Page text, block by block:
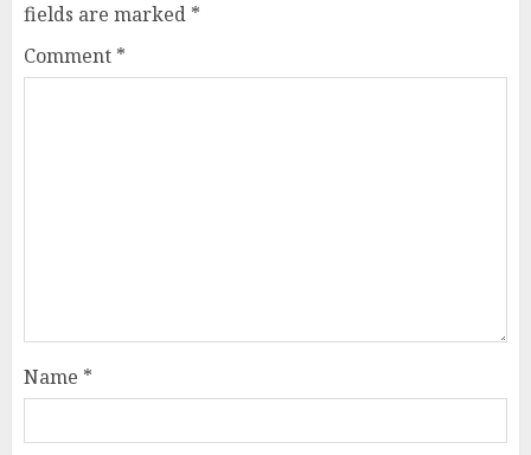
fields are marked *
Comment *
Name *